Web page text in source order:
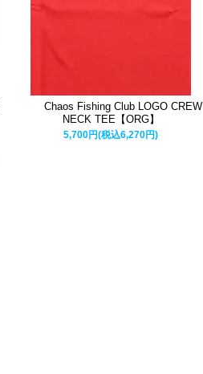
Chaos Fishing Club LOGO CREW
NECK TEE【ORG】
5,700円(税込6,270円)